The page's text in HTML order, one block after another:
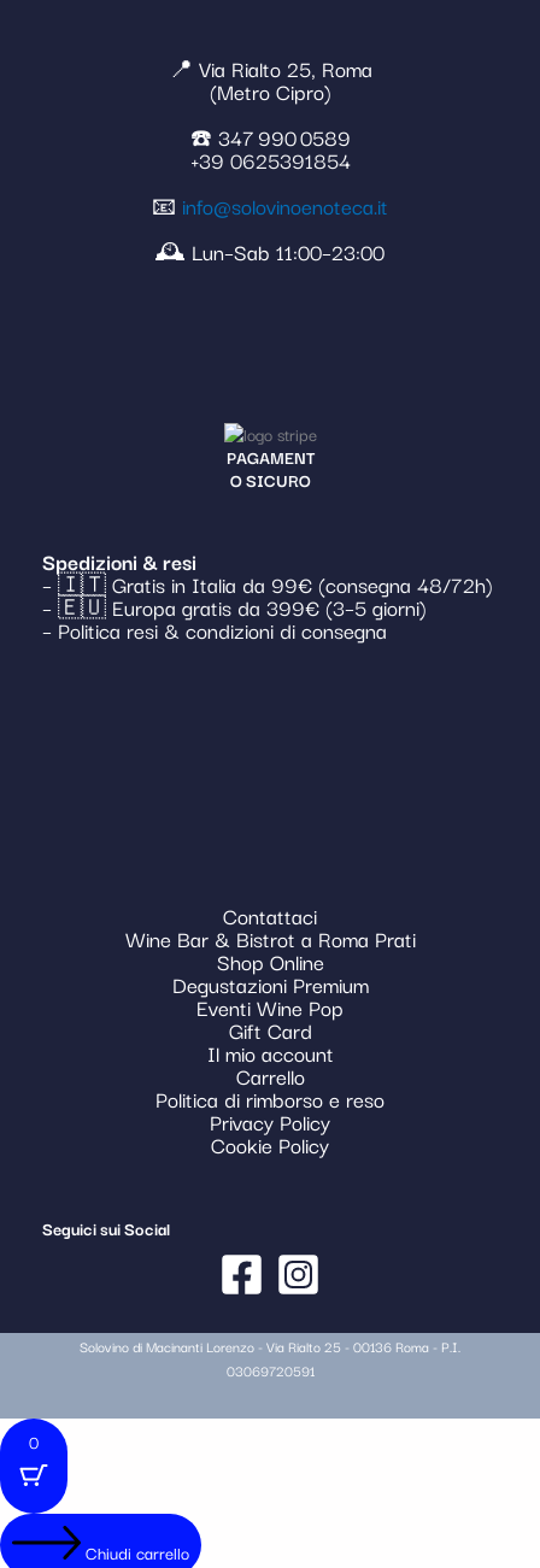
📍 Via Rialto 25, Roma
(Metro Cipro)
☎️ 347 990 0589
+39 0625391854
📧 info@solovinoenoteca.it
🕰️ Lun–Sab 11:00–23:00
PAGAMENT
O SICURO
Spedizioni & resi
– 🇮🇹 Gratis in Italia da 99€ (consegna 48/72h)
– 🇪🇺 Europa gratis da 399€ (3–5 giorni)
– Politica resi & condizioni di consegna
Contattaci
Wine Bar & Bistrot a Roma Prati
Shop Online
Degustazioni Premium
Eventi Wine Pop
Gift Card
Il mio account
Carrello
Politica di rimborso e reso
Privacy Policy
Cookie Policy
Seguici sui Social
Solovino di Macinanti Lorenzo - Via Rialto 25 - 00136 Roma - P.I.
03069720591
0
Chiudi carrello